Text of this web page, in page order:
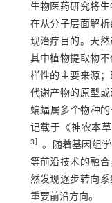
生物医药研究将
在从分子层面解
现治疗目的。天然
其中植物提取物
样性的主要来源
代谢产物的原型
蝙蝠属多个物种
记载于《神农本
3
。随着基因组
等前沿技术的融
然发现逐步转向
重要前沿方向。